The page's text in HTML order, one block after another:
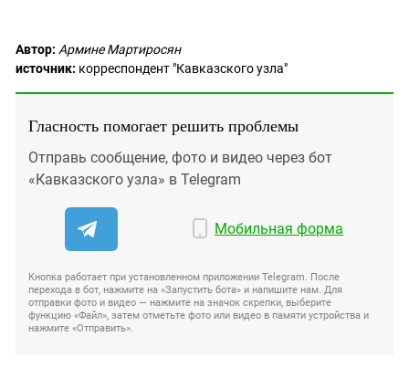
Автор: Армине Мартиросян
источник: корреспондент "Кавказского узла"
Гласность помогает решить проблемы
Отправь сообщение, фото и видео через бот
«Кавказского узла» в Telegram
Мобильная форма
Кнопка работает при установленном приложении Telegram. После
перехода в бот, нажмите на «Запустить бота» и напишите нам. Для
отправки фото и видео — нажмите на значок скрепки, выберите
функцию «Файл», затем отметьте фото или видео в памяти устройства и
нажмите «Отправить».